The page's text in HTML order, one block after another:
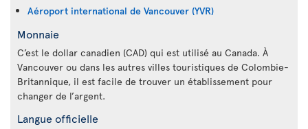
Aéroport international de Vancouver (YVR)
Monnaie
C’est le dollar canadien (CAD) qui est utilisé au Canada. À
Vancouver ou dans les autres villes touristiques de Colombie-
Britannique, il est facile de trouver un établissement pour
changer de l’argent.
Langue officielle